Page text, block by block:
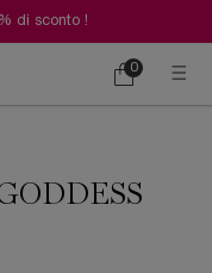
di sconto !
Carrello
0
0 prodotto